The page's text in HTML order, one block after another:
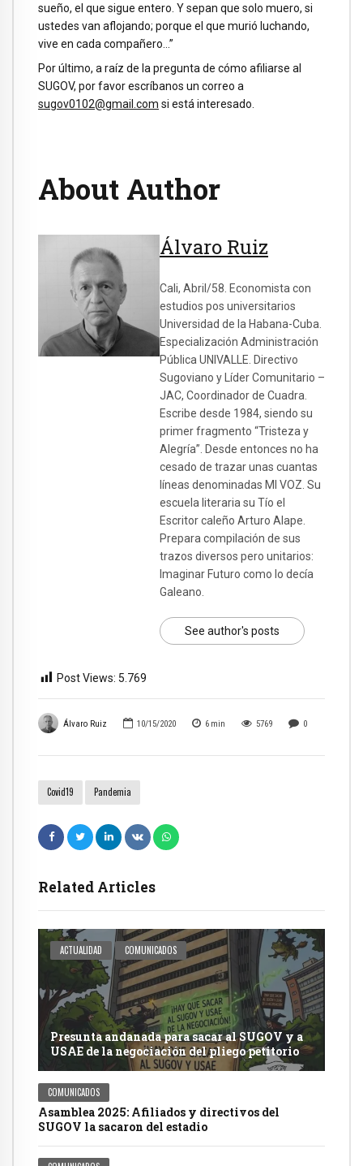
Álvaro Ruiz 10/15/2020 6 min 5769 0
Covid19 Pandemia
Related Articles
ACTUALIDAD COMUNICADOS
Presunta andanada para sacar al SUGOV y a
USAE de la negociación del pliego petitorio
COMUNICADOS
Asamblea 2025: Afiliados y directivos del
SUGOV la sacaron del estadio
sueño, el que sigue entero. Y sepan que solo muero, si
ustedes van aflojando; porque el que murió luchando,
vive en cada compañero…”
Por último, a raíz de la pregunta de cómo afiliarse al
SUGOV, por favor escríbanos un correo a
sugov0102@gmail.com si está interesado.
About Author
Álvaro Ruiz
Cali, Abril/58. Economista con
estudios pos universitarios
Universidad de la Habana-Cuba.
Especialización Administración
Pública UNIVALLE. Directivo
Sugoviano y Líder Comunitario –
JAC, Coordinador de Cuadra.
Escribe desde 1984, siendo su
primer fragmento “Tristeza y
Alegría”. Desde entonces no ha
cesado de trazar unas cuantas
líneas denominadas MI VOZ. Su
escuela literaria su Tío el
Escritor caleño Arturo Alape.
Prepara compilación de sus
trazos diversos pero unitarios:
Imaginar Futuro como lo decía
Galeano.
See author's posts
Post Views: 5.769